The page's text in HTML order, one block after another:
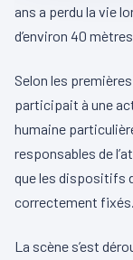
ans a perdu la vie
d’environ 40
Selon les
participait à une
humaine
responsables de
que les dispositifs
correctement fixés.
La scène s’est